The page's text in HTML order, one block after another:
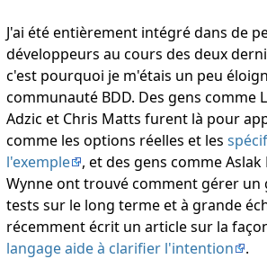
J'ai été entièrement intégré dans de
développeurs au cours des deux
c'est pourquoi je m'étais un peu
communauté BDD. Des gens comme
Adzic et Chris Matts furent là pour
comme les options réelles et les
l'exemple
, et des gens comme
Wynne ont trouvé comment gérer un
tests sur le long terme et à grande
récemment écrit un article sur la
langage aide à clarifier l'intention
.